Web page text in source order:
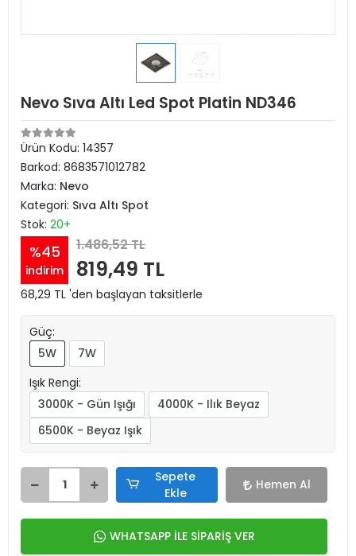
Nevo Sıva Altı Led Spot Platin ND346
Ürün Kodu: 14357
Barkod: 8683571012782
Marka: Nevo
Kategori: Sıva Altı Spot
Stok: 20+
%45
indirim
1.486,52 TL
819,49 TL
68,29 TL 'den başlayan taksitlerle
Güç:
5W
7W
Işık Rengi:
3000K - Gün Işığı
4000K - Ilık Beyaz
6500K - Beyaz Işık
Sepete
Ekle
Hemen Al
WHATSAPP İLE SİPARİŞ VER